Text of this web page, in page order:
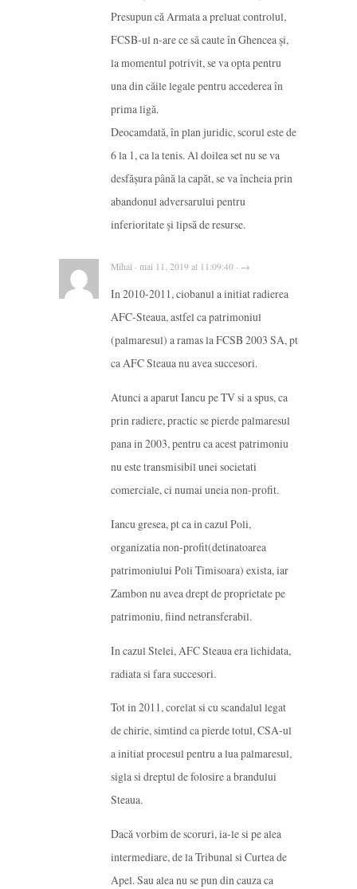
Presupun că Armata a preluat controlul,
FCSB-ul n-are ce să caute în Ghencea și,
la momentul potrivit, se va opta pentru
una din căile legale pentru accederea în
prima ligă.
Deocamdată, în plan juridic, scorul este de
6 la 1, ca la tenis. Al doilea set nu se va
desfășura până la capăt, se va încheia prin
abandonul adversarului pentru
inferioritate și lipsă de resurse.
Mihai · mai 11, 2019 at 11:09:40 · →
In 2010-2011, ciobanul a initiat radierea
AFC-Steaua, astfel ca patrimoniul
(palmaresul) a ramas la FCSB 2003 SA, pt
ca AFC Steaua nu avea succesori.
Atunci a aparut Iancu pe TV si a spus, ca
prin radiere, practic se pierde palmaresul
pana in 2003, pentru ca acest patrimoniu
nu este transmisibil unei societati
comerciale, ci numai uneia non-profit.
Iancu gresea, pt ca in cazul Poli,
organizatia non-profit(detinatoarea
patrimoniului Poli Timisoara) exista, iar
Zambon nu avea drept de proprietate pe
patrimoniu, fiind netransferabil.
In cazul Stelei, AFC Steaua era lichidata,
radiata si fara succesori.
Tot in 2011, corelat si cu scandalul legat
de chirie, simtind ca pierde totul, CSA-ul
a initiat procesul pentru a lua palmaresul,
sigla si dreptul de folosire a brandului
Steaua.
Dacă vorbim de scoruri, ia-le si pe alea
intermediare, de la Tribunal si Curtea de
Apel. Sau alea nu se pun din cauza ca